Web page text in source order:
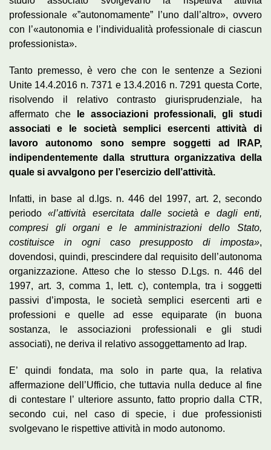
professionale «”autonomamente” l’uno dall’altro», ovvero
con l’«autonomia e l’individualità professionale di ciascun
professionista».
Tanto premesso, è vero che con le sentenze a Sezioni
Unite 14.4.2016 n. 7371 e 13.4.2016 n. 7291 questa Corte,
risolvendo il relativo contrasto giurisprudenziale, ha
affermato che
le associazioni professionali, gli studi
associati e le società semplici esercenti attività di
lavoro autonomo sono sempre soggetti ad IRAP,
indipendentemente dalla struttura organizzativa della
quale si avvalgono per l’esercizio dell’attività.
Infatti, in base al d.lgs. n. 446 del 1997, art. 2, secondo
periodo«l’attività esercitata dalle società e dagli enti,
compresi gli organi e le amministrazioni dello Stato,
costituisce in ogni caso presupposto di imposta»,
dovendosi, quindi, prescindere dal requisito dell’autonoma
organizzazione. Atteso che lo stesso D.Lgs. n. 446 del
1997, art. 3, comma 1, lett. c), contempla, tra i soggetti
passivi d’imposta, le società semplici esercenti arti e
professioni e quelle ad esse equiparate (in buona
sostanza, le associazioni professionali e gli studi
associati), ne deriva il relativo assoggettamento ad Irap.
E’ quindi fondata, ma solo in parte qua, la relativa
affermazione dell’Ufficio, che tuttavia nulla deduce al fine
di contestare l’ ulteriore assunto, fatto proprio dalla CTR,
secondo cui, nel caso di specie, i due professionisti
svolgevano le rispettive attività in modo autonomo.